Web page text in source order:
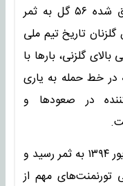
برای تیم ملی به میدان رفته و موفق شده ۵۶ گل به ثمر
تاریخ تیم ملی
گلزنی، بارها با
خط حمله به یاری
در صعودها و
نخستین گل ملی او برابر گوام در شهریور ۱۳۹۴ به ثمر رسید و
تورنمنت‌های مهم از